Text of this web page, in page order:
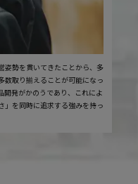
姿勢を貫いてきたことから、多
数取り揃えることが可能になっ
開発がかのうであり、これによ
」を同時に追求する強みを持っ